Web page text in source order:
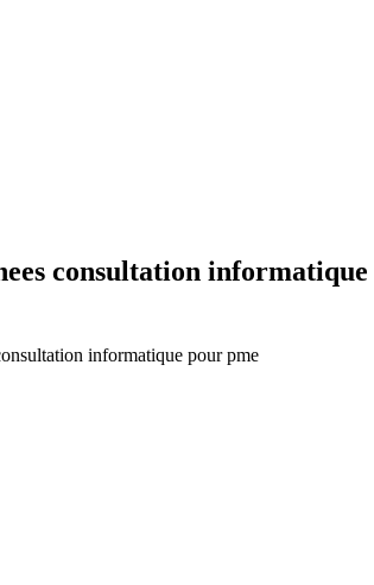
consultation
informatique pour pme